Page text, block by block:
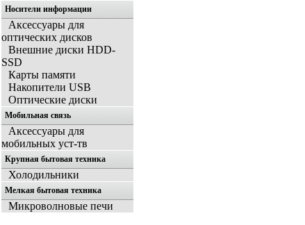
Носители информации
Аксессуары для
оптических дисков
Внешние диски HDD-
SSD
Карты памяти
Накопители USB
Оптические диски
Мобильная связь
Аксессуары для
мобильных уст-тв
Крупная бытовая техника
Холодильники
Мелкая бытовая техника
Микроволновые печи